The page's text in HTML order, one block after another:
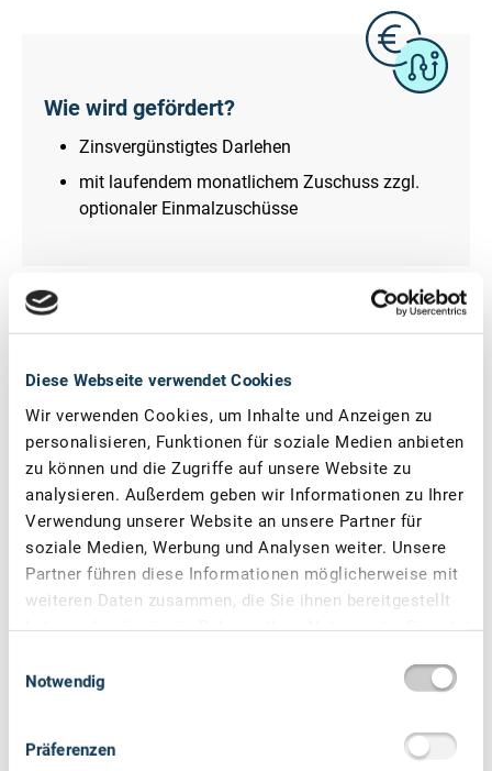
Diese Webseite verwendet Cookies
Wir verwenden Cookies, um Inhalte und Anzeigen zu
personalisieren, Funktionen für soziale Medien anbieten
zu können und die Zugriffe auf unsere Website zu
analysieren. Außerdem geben wir Informationen zu Ihrer
Verwendung unserer Website an unsere Partner für
soziale Medien, Werbung und Analysen weiter. Unsere
Partner führen diese Informationen möglicherweise mit
weiteren Daten zusammen, die Sie ihnen bereitgestellt
haben oder die sie im Rahmen Ihrer Nutzung der Dienste
Notwendig
Präferenzen
Wie wird gefördert?
Zinsvergünstigtes Darlehen
mit laufendem monatlichem Zuschuss zzgl.
optionaler Einmalzuschüsse
Wer mehr als die Hälfte seiner Wohnungen in einem
Wohneinheiten energetisch oder umfassend
modernisieren möchte, den unterstützt die IFB Hamburg
mit zinsvergünstigtem Darlehen zzgl. optionaler
Einmalzuschüsse sowohl für ausstattungsverbessernde
als auch für energetische Maßnahmen.
© GettyImages / JLco-Julia Amaral